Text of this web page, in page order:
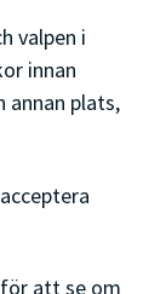
valpen i
innan
annan plats,
att se om